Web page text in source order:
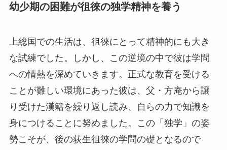
幼少期の困難が徂徠の独学精神を養う
上総国での生活は、徂徠にとって精神的にも大き
な試練でした。しかし、この逆境の中で彼は学問
への情熱を深めていきます。正式な教育を受ける
ことが難しい環境にあった彼は、父・方庵から譲
り受けた漢籍を繰り返し読み、自らの力で知識を
身につけることに努めました。この「独学」の姿
勢こそが、後の荻生徂徠の学問の礎となるので